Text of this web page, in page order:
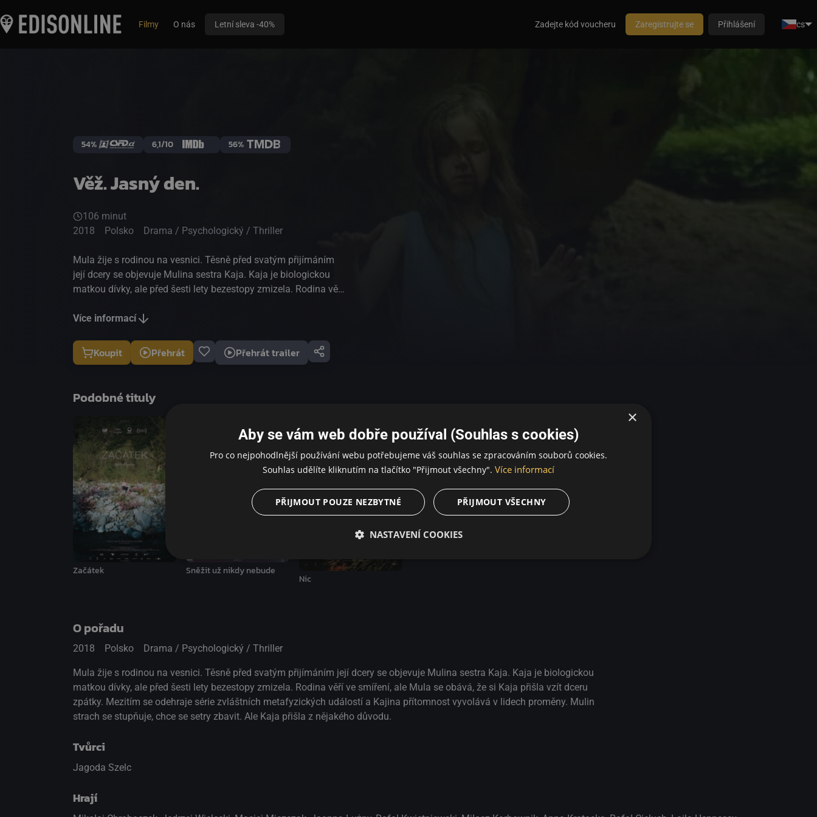
Filmy O nás Letní sleva -40% Zadejte kód voucheru Zaregistrujte se Přihlášení cs
Věž. Jasný den.
54% 6,1/10 56%
106 minut
2018
Polsko Drama / Psychologický / Thriller
Koupit Přehrát Přehrát trailer
Mula žije s rodinou na vesnici. Těsně před svatým přijímáním
její dcery se objevuje Mulina sestra Kaja. Kaja je biologickou
matkou dívky, ale před šesti lety bezestopy zmizela. Rodina věří
zpátky. Mezitím se odehraje série zvláštních metafyzických
strach se stupňuje, chce se setry zbavit. Ale Kaja přišla z
nějakého důvodu.
Více informací
Podobné tituly
Začátek Sněžit už nikdy nebude
Nic
O pořadu
2018 Polsko Drama / Psychologický / Thriller
Mula žije s rodinou na vesnici. Těsně před svatým přijímáním její dcery se objevuje Mulina sestra Kaja. Kaja je biologickou
matkou dívky, ale před šesti lety bezestopy zmizela. Rodina věří ve smíření, ale Mula se obává, že si Kaja přišla vzít dceru
zpátky. Mezitím se odehraje série zvláštních metafyzických událostí a Kajina přítomnost vyvolává v lidech proměny. Mulin
strach se stupňuje, chce se setry zbavit. Ale Kaja přišla z nějakého důvodu.
Tvůrci
Jagoda Szelc
Hrají
×
Aby se vám web dobře používal (Souhlas s cookies)
Pro co nejpohodlnější používání webu potřebujeme váš souhlas se zpracováním souborů cookies.
Souhlas udělíte kliknutím na tlačítko "Přijmout všechny". Více informací
PŘIJMOUT VŠECHNY
PŘIJMOUT POUZE NEZBYTNÉ
NASTAVENÍ COOKIES